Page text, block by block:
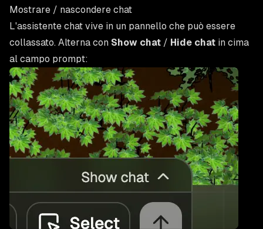
Mostrare / nascondere chat
L'assistente chat vive in un pannello che può essere
collassato. Alterna con Show chat / Hide chat in cima
al campo prompt: